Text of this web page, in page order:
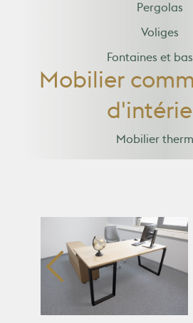
Pergolas
Voliges
Fontaines et
Mobilier
Mobilier